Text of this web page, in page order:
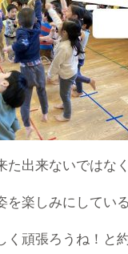
出来ないではなく
を楽しみにしてい
く頑張ろうね！と